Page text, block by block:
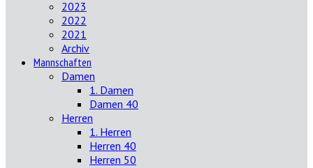
2023
2022
2021
Archiv
Mannschaften
Damen
1. Damen
Damen 40
Herren
1. Herren
Herren 40
Herren 50